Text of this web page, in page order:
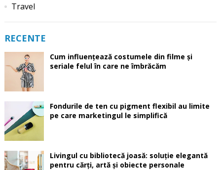
Travel
RECENTE
Cum influențează costumele din filme și
seriale felul în care ne îmbrăcăm
Fondurile de ten cu pigment flexibil au limite
pe care marketingul le simplifică
Livingul cu bibliotecă joasă: soluție elegantă
pentru cărți, artă și obiecte personale